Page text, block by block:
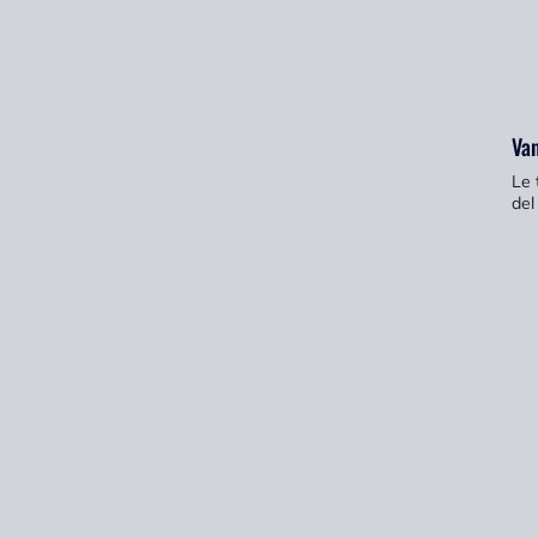
Le